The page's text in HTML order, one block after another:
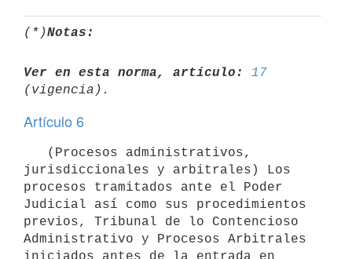
(*)Notas:
Ver en esta norma, artículo:
17
Artículo 6
jurisdiccionales y arbitrales) Los
procesos tramitados ante el Poder
Judicial así como sus procedimientos
previos, Tribunal de lo Contencioso
Administrativo y Procesos Arbitrales